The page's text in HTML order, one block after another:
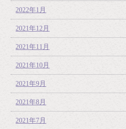
2022年1月
2021年12月
2021年11月
2021年10月
2021年9月
2021年8月
2021年7月